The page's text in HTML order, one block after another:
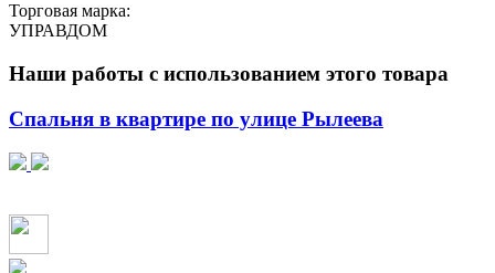
Торговая марка:
УПРАВДОМ
Наши работы с использованием этого товара
Спальня в квартире по улице Рылеева